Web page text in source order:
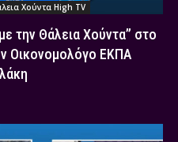
Χούντα High TV
την Θάλεια Χούντα” στο
Οικονομολόγο ΕΚΠΑ